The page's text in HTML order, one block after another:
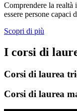
Comprendere la realtà
essere persone capaci
Scopri di più
I corsi di
Corsi di laurea
Corsi di laurea